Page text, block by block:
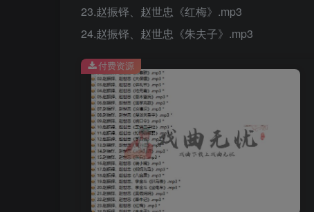
23.赵振铎、赵世忠《红梅》.mp3
24.赵振铎、赵世忠《朱夫子》.mp3
付费资源